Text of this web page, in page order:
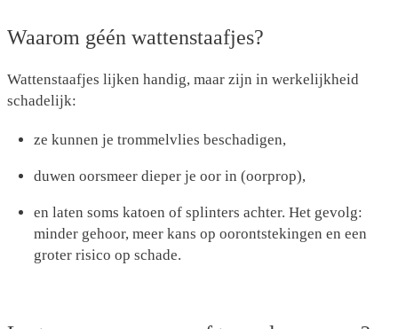
Waarom géén wattenstaafjes?
Wattenstaafjes lijken handig, maar zijn in werkelijkheid
schadelijk:
ze kunnen je trommelvlies beschadigen,
duwen oorsmeer dieper je oor in (oorprop),
en laten soms katoen of splinters achter. Het gevolg:
minder gehoor, meer kans op oorontstekingen en een
groter risico op schade.